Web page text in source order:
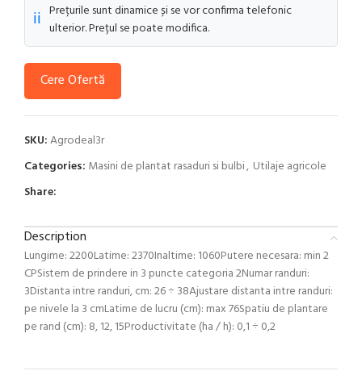
ℹ️ Prețurile sunt dinamice și se vor confirma telefonic
ulterior. Prețul se poate modifica.
Cere Ofertă
SKU:Agrodeal3r
Categories: Masini de plantat rasaduri si bulbi, Utilaje agricole
Share:
Description
Lungime: 2200Latime: 2370Inaltime: 1060Putere necesara: min 2
CPSistem de prindere in 3 puncte categoria 2Numar randuri:
3Distanta intre randuri, cm: 26 ÷ 38Ajustare distanta intre randuri:
pe nivele la 3 cmLatime de lucru (cm): max 76Spatiu de plantare
pe rand (cm): 8, 12, 15Productivitate (ha / h): 0,1 ÷ 0,2